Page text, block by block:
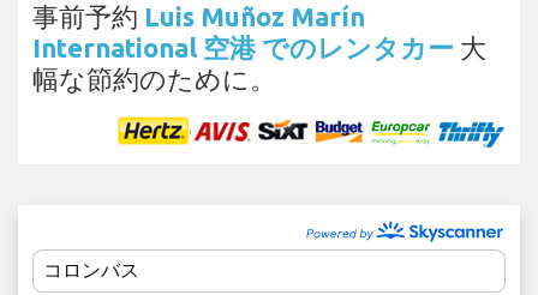
事前予約 Luis Muñoz Marín
International 空港 でのレンタカー 大
幅な節約のために。